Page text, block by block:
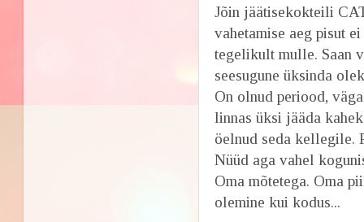
Jõin jäätisekokteili
vahetamise aeg pisut
tegelikult mulle. Saan
seesugune üksinda
On olnud periood,
linnas üksi jääda
öelnud seda kellegile.
Nüüd aga vahel
Oma mõtetega. Oma
olemine kui kodus...